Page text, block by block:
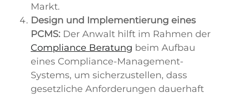
Markt.
Design und Implementierung eines
PCMS: Der Anwalt hilft im Rahmen der
Compliance Beratung beim Aufbau
eines Compliance-Management-
Systems, um sicherzustellen, dass
gesetzliche Anforderungen dauerhaft